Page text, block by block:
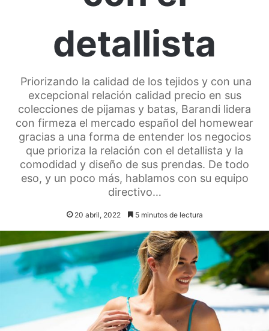
detallista
Priorizando la calidad de los tejidos y con una
excepcional relación calidad precio en sus
colecciones de pijamas y batas, Barandi lidera
con firmeza el mercado español del homewear
gracias a una forma de entender los negocios
que prioriza la relación con el detallista y la
comodidad y diseño de sus prendas. De todo
eso, y un poco más, hablamos con su equipo
directivo…
20 abril, 2022 5 minutos de lectura